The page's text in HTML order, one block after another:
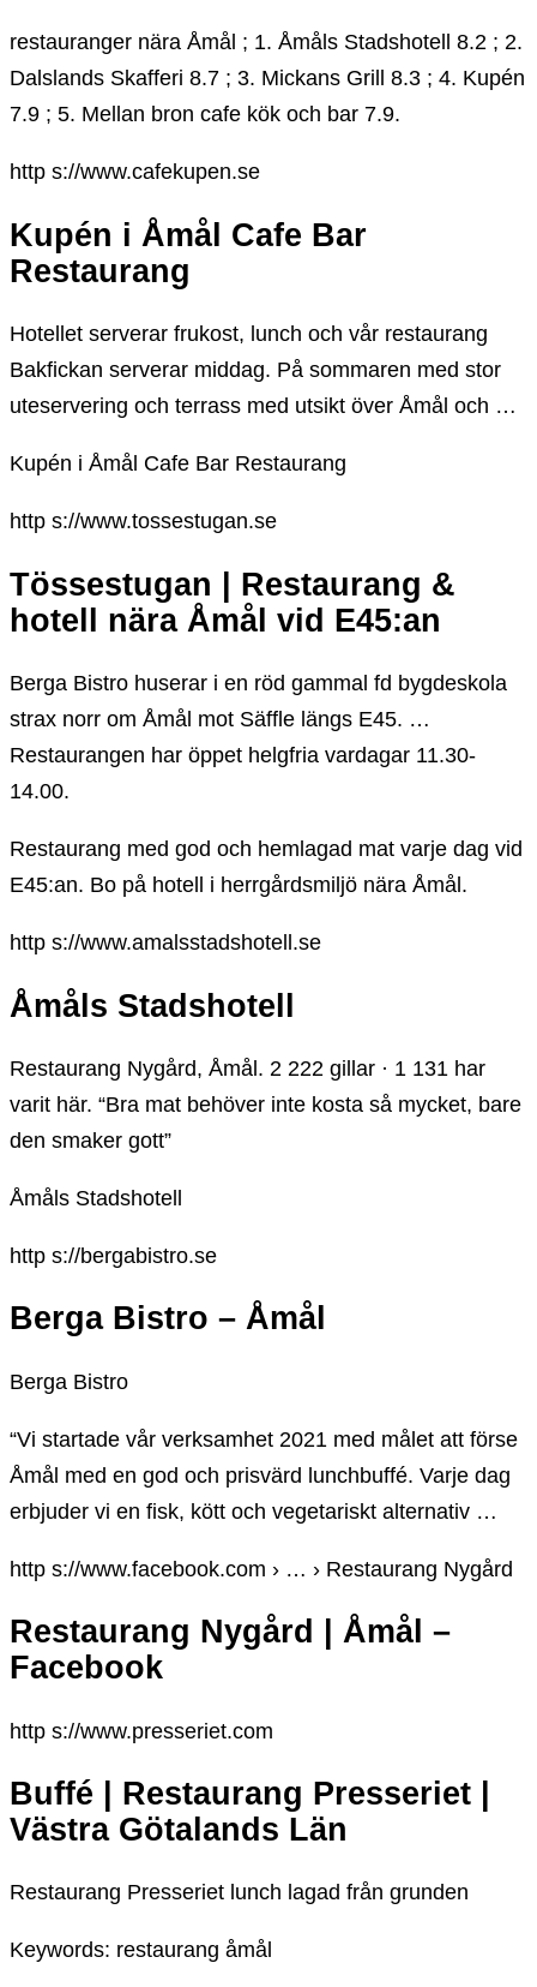
restauranger nära Åmål ; 1. Åmåls Stadshotell 8.2 ; 2.
Dalslands Skafferi 8.7 ; 3. Mickans Grill 8.3 ; 4. Kupén
7.9 ; 5. Mellan bron cafe kök och bar 7.9.
http s://www.cafekupen.se
Kupén i Åmål Cafe Bar
Restaurang
Hotellet serverar frukost, lunch och vår restaurang
Bakfickan serverar middag. På sommaren med stor
uteservering och terrass med utsikt över Åmål och …
Kupén i Åmål Cafe Bar Restaurang
http s://www.tossestugan.se
Tössestugan | Restaurang &
hotell nära Åmål vid E45:an
Berga Bistro huserar i en röd gammal fd bygdeskola
strax norr om Åmål mot Säffle längs E45. …
Restaurangen har öppet helgfria vardagar 11.30-
14.00.
Restaurang med god och hemlagad mat varje dag vid
E45:an. Bo på hotell i herrgårdsmiljö nära Åmål.
http s://www.amalsstadshotell.se
Åmåls Stadshotell
Restaurang Nygård, Åmål. 2 222 gillar · 1 131 har
varit här. “Bra mat behöver inte kosta så mycket, bare
den smaker gott”
Åmåls Stadshotell
http s://bergabistro.se
Berga Bistro – Åmål
Berga Bistro
“Vi startade vår verksamhet 2021 med målet att förse
Åmål med en god och prisvärd lunchbuffé. Varje dag
erbjuder vi en fisk, kött och vegetariskt alternativ …
http s://www.facebook.com › … › Restaurang Nygård
Restaurang Nygård | Åmål –
Facebook
http s://www.presseriet.com
Buffé | Restaurang Presseriet |
Västra Götalands Län
Restaurang Presseriet lunch lagad från grunden
Keywords: restaurang åmål